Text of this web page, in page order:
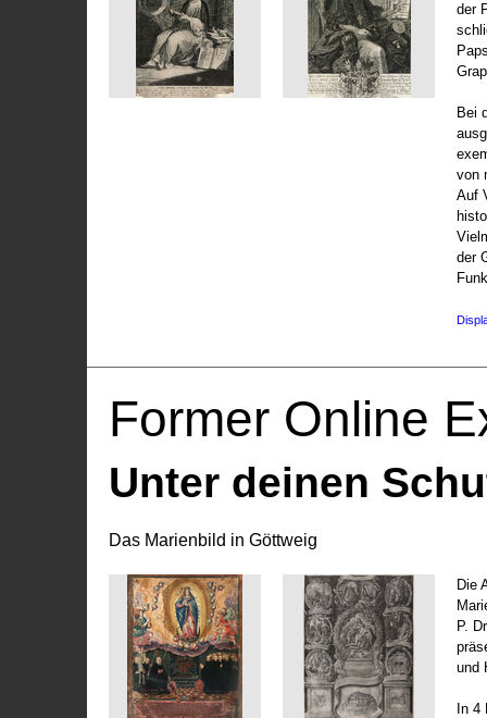
der
Bei
von
Auf
der
Former Online
Unter deinen
Das Marienbild in Göttweig
Die
P.
und
In 4